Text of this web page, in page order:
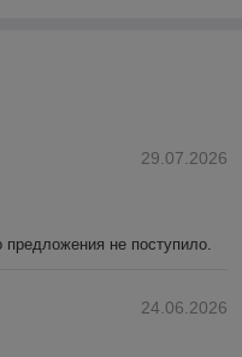
29.07.2026
не поступило.
24.06.2026